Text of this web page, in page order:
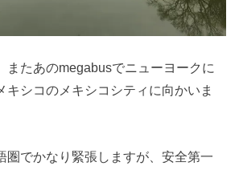
またあのmegabusでニューヨークに
キシコのメキシコシティに向かいま
圏でかなり緊張しますが、安全第一